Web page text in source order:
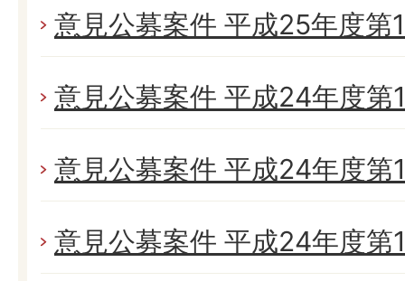
意見公募案件 平成25年度第
意見公募案件 平成24年度第
意見公募案件 平成24年度第
意見公募案件 平成24年度第